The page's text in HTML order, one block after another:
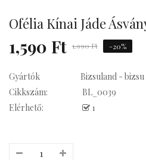
Statement
Ofélia Kínai Jáde
1,590 Ft 1,990 Ft -20%
Gyártók
Bizsuland -
Cikkszám:
BL_0039
Elérhető:
1